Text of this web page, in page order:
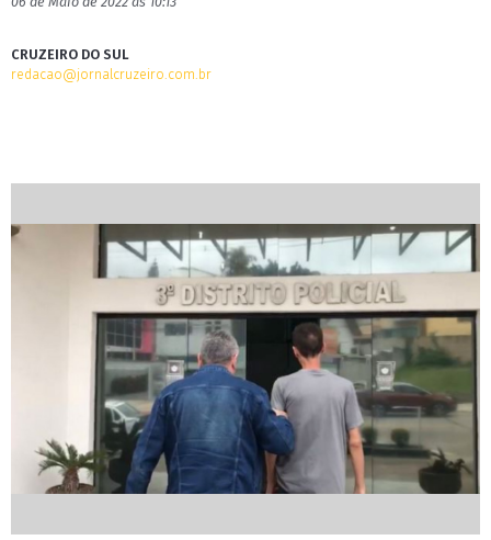
CRUZEIRO DO SUL
redacao@jornalcruzeiro.com.br